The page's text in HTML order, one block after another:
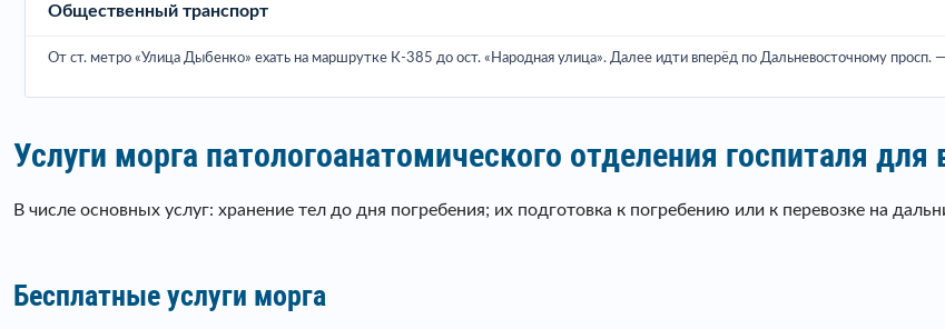
Общественный транспорт
От ст. метро «Улица Дыбенко» ехать на маршрутке К-385 до ост. «Народная улица». Далее идти вперёд по Дальневосточному просп.
Услуги морга патологоанатомического отделения госпиталя для
В числе основных услуг: хранение тел до дня погребения; их подготовка к погребению или к перевозке на
Бесплатные услуги морга